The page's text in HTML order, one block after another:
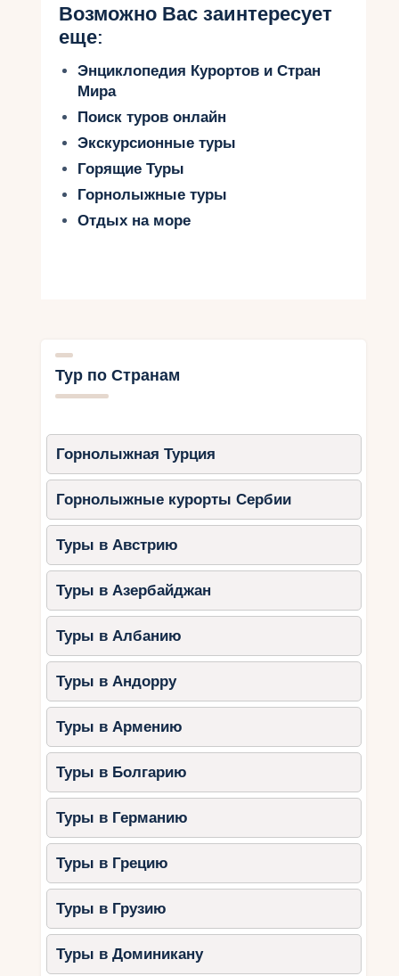
Возможно Вас заинтересует
еще:
Энциклопедия Курортов и Стран
Мира
Поиск туров онлайн
Экскурсионные туры
Горящие Туры
Горнолыжные туры
Отдых на море
Тур по Странам
Горнолыжная Турция
Горнолыжные курорты Сербии
Туры в Австрию
Туры в Азербайджан
Туры в Албанию
Туры в Андорру
Туры в Армению
Туры в Болгарию
Туры в Германию
Туры в Грецию
Туры в Грузию
Туры в Доминикану